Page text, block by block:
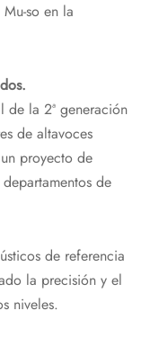
so en la
la 2ª generación
de altavoces
proyecto de
de
de referencia
la precisión y el
niveles.